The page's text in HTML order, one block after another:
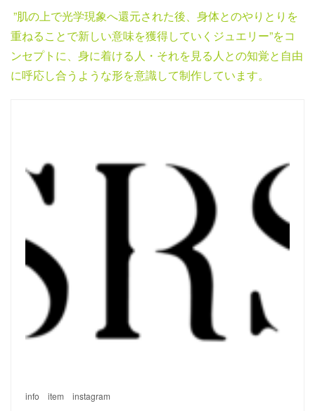
”肌の上で光学現象へ還元された後、身体とのやりとりを
重ねることで新しい意味を獲得していくジュエリー”をコ
ンセプトに、身に着ける人・それを見る人との知覚と自由
に呼応し合うような形を意識して制作しています。
info item instagram